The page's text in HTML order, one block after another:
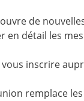
de
en détail les
inscrire
remplace